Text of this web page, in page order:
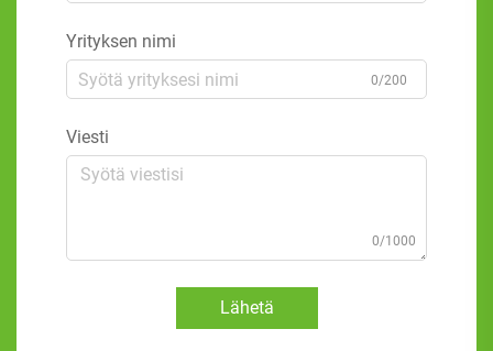
Yrityksen nimi
0/200
Viesti
0/1000
Lähetä